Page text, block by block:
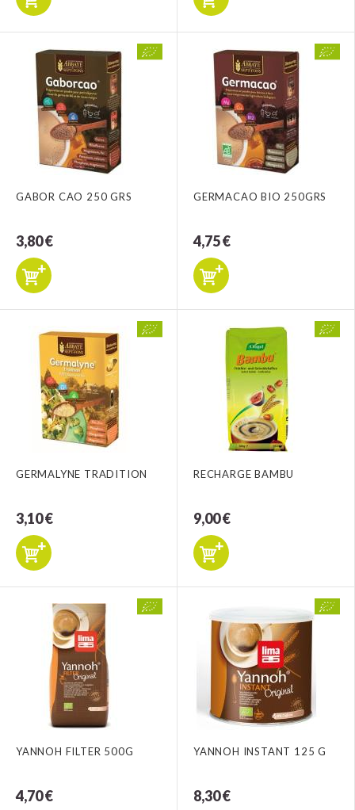
GABOR CAO 250 GRS
3,80 €
GERMACAO BIO 250GRS
4,75 €
GERMALYNE TRADITION
3,10 €
RECHARGE BAMBU
9,00 €
YANNOH FILTER 500G
4,70 €
YANNOH INSTANT 125 G
8,30 €